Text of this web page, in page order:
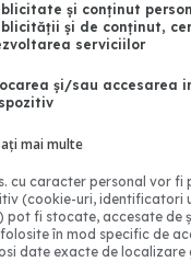
talpa fierului
aluminiu
și conținut
și de conținut,
serviciilor
și/sau accesarea
mai multe
cu caracter personal vor
(cookie-uri, identificatori
pot fi stocate, accesate de
în mod specific de
date exacte de localizare